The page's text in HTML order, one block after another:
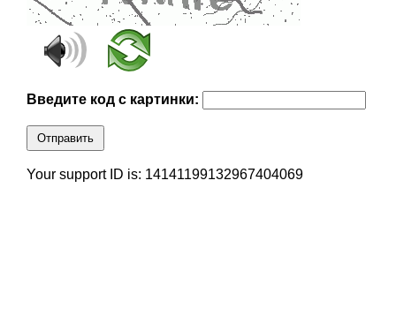
Введите код с картинки:
Отправить
Your support ID is: 14141199132967404069